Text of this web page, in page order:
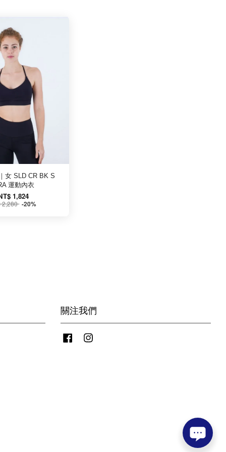
女 SLD CR BK S
運動內衣
1,824
2,280 -20%
關注我們
Facebook